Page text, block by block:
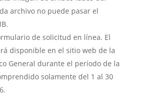
archivo no puede pasar el
de solicitud en línea. El
disponible en el sitio web de la
General durante el período de la
solamente del 1 al 30